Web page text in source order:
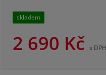
skladem
2 690 Kč s DPH